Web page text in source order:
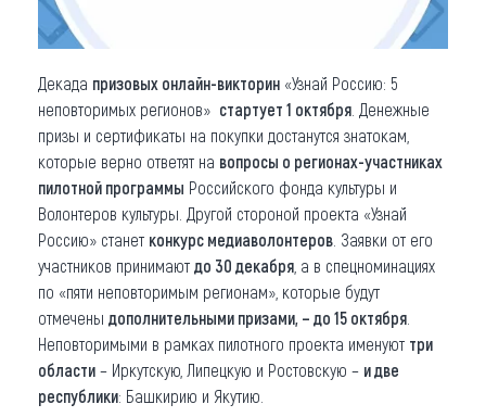
Декада призовых онлайн-викторин «Узнай Россию: 5
неповторимых регионов» стартует 1 октября . Денежные
призы и сертификаты на покупки достанутся знатокам,
которые верно ответят на вопросы о регионах-участниках
пилотной программы Российского фонда культуры и
Волонтеров культуры. Другой стороной проекта «Узнай
Россию» станет конкурс медиаволонтеров . Заявки от его
участников принимают до 30 декабря , а в спецноминациях
по «пяти неповторимым регионам», которые будут
отмечены дополнительными призами, – до 15 октября
Неповторимыми в рамках пилотного проекта именуют три
области – Иркутскую, Липецкую и Ростовскую – и две
республики: Башкирию и Якутию.